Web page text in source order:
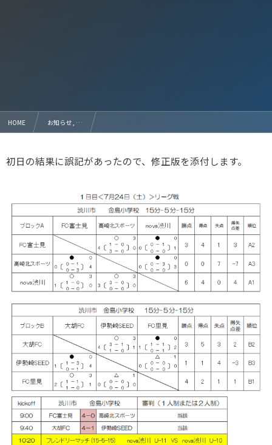
HOME お知らせ , …
初日の結果に誤記があったので、修正版を添付します。